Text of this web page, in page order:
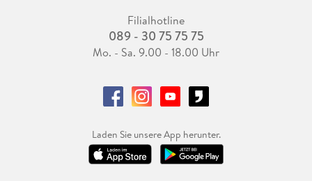
Filialhotline
089 - 30 75 75 75
Mo. - Sa. 9.00 - 18.00 Uhr
Laden Sie unsere App herunter.